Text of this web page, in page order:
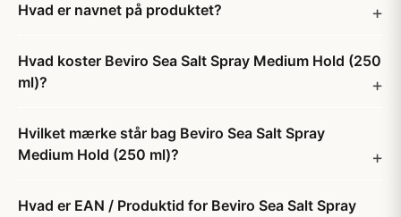
Hvad er navnet på produktet?
Hvad koster Beviro Sea Salt Spray Medium Hold (250
ml)?
Hvilket mærke står bag Beviro Sea Salt Spray
Medium Hold (250 ml)?
Hvad er EAN / Produktid for Beviro Sea Salt Spray